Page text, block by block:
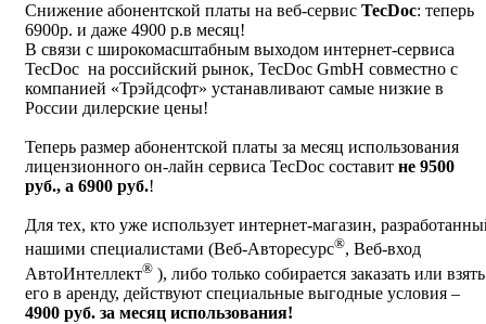
Снижение абонентской платы на веб-сервис TecDoc: теперь
6900р. и даже 4900 р.в месяц!
В связи с широкомасштабным выходом интернет-сервиса
TecDoc на российский рынок, TecDoc GmbH совместно с
компанией «Трэйдсофт» устанавливают самые низкие в
России дилерские цены!
Теперь размер абонентской платы за месяц использования
лицензионного он-лайн сервиса TecDoc составит не 9500
руб., а 6900 руб.!
Для тех, кто уже использует интернет-магазин,
нашими специалистами (Веб-Авторесурс®, Веб-вход
АвтоИнтеллект® ), либо только собирается заказать или взять
его в аренду, действуют специальные выгодные условия –
4900 руб. за месяц использования!